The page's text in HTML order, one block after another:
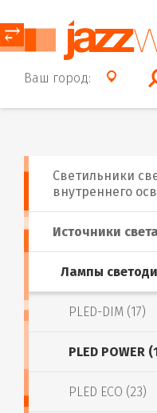
Ваш город:
⥂
Источники
Лампы
PLED-DIM (17)
PLED POWER
PLED ECO (23)
Светильники
внутреннего